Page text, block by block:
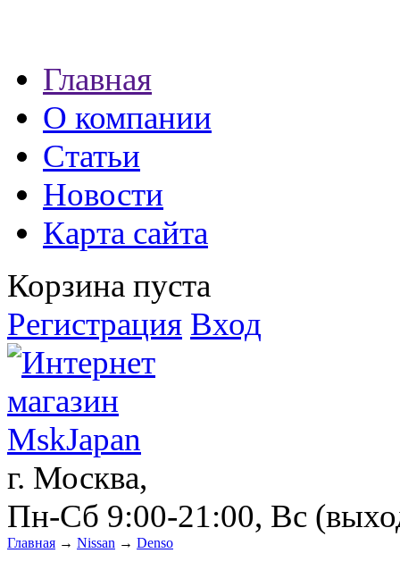
экспресс займы
Главная
О компании
Статьи
Новости
Карта сайта
Корзина пуста
Регистрация Вход
г. Москва,
Пн-Сб 9:00-21:00, Вс
Главная → Nissan → Denso